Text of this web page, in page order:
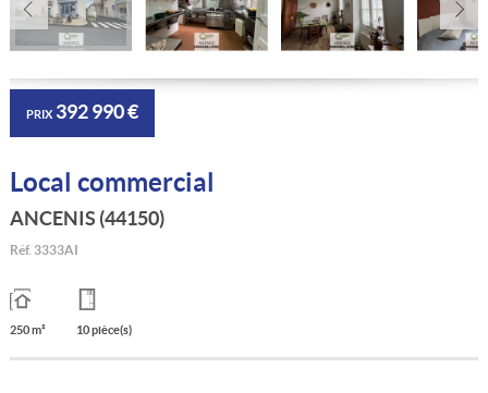
PRIX392 990 €
Local commercial
ANCENIS (44150)
Réf. 3333AI
250 m² 10 pièce(s)